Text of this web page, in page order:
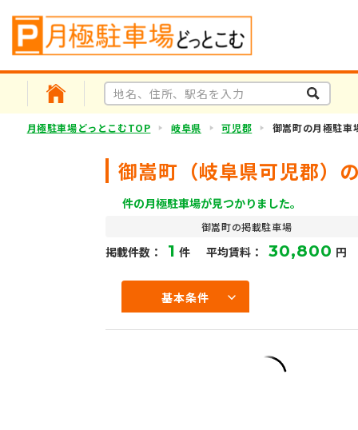
月極駐車場どっとこむTOP 岐阜県 可児郡 御嵩町の月極駐車
御嵩町（岐阜県可児郡）
件の月極駐車場が見つかりました。
御嵩町の掲載駐車場
掲載件数： 1 件 平均賃料： 30,800 円
基本条件